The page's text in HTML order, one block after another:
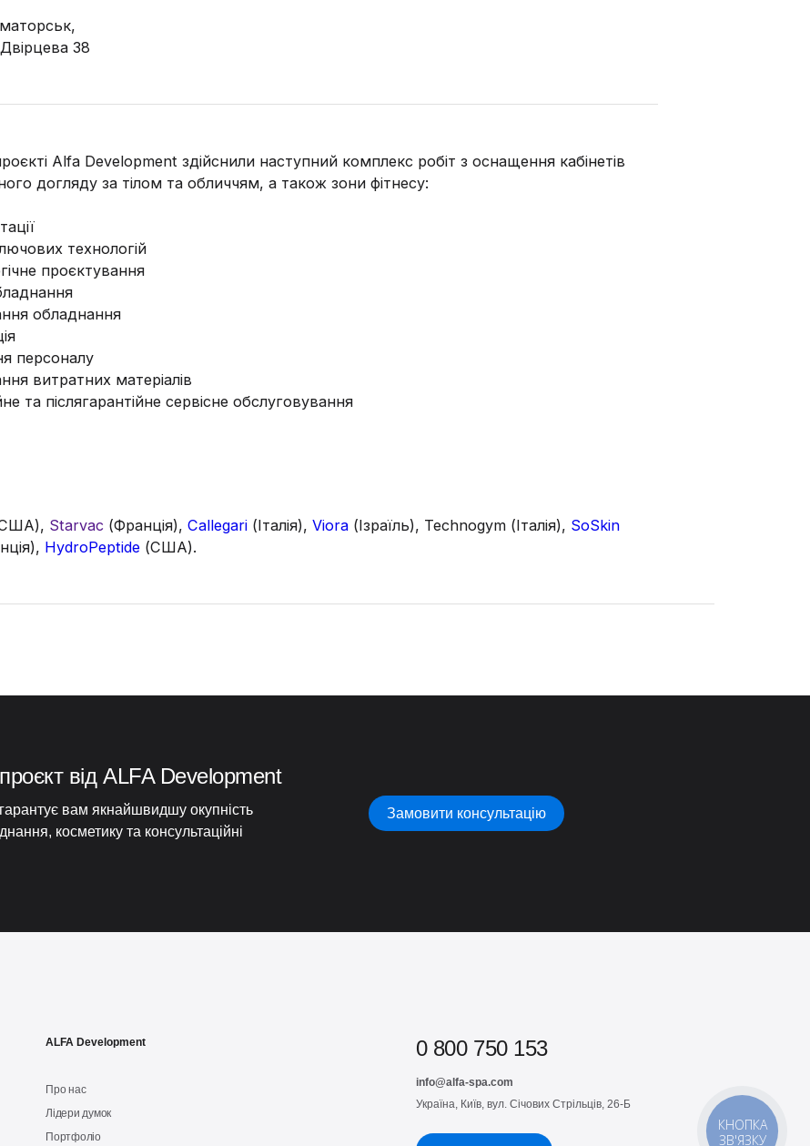
38
Alfa Development здійснили наступний комплекс робіт з оснащення кабінетів
догляду за тілом та обличчям, а також зони фітнесу:
технологій
проєктування
обладнання
персоналу
витратних матеріалів
та післягарантійне сервісне обслуговування
Starvac(Франція), Callegari(Італія), Viora(Ізраїль), Technogym (Італія), SoSkin
HydroPeptide(США).
від ALFA Development
вам якнайшвидшу окупність
косметику та консультаційні
Замовити консультацію
ALFA Development
Про нас
Лідери думок
Портфоліо
0 800 750 153
info@alfa-spa.com
Україна, Київ, вул. Січових Стрільців, 26-Б
КНОПКА
ЗВ'ЯЗКУ